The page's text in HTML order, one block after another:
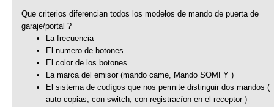
Que criterios diferencian todos los modelos de mando de puerta de
garaje/portal ?
La frecuencia
El numero de botones
El color de los botones
La marca del emisor (mando came, Mando SOMFY )
El sistema de codígos que nos permite distinguir dos mandos (
auto copias, con switch, con registracíon en el receptor )